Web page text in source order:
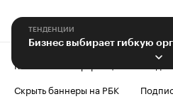
ТЕНДЕНЦИИ
Бизнес выбирает гибкую
Контактная информация
Скрыть баннеры на РБК